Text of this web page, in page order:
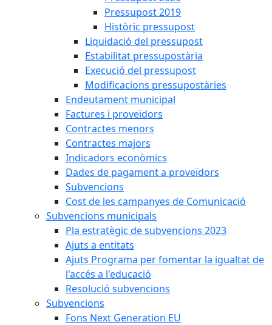
Pressupost 2019
Històric pressupost
Liquidació del pressupost
Estabilitat pressupostària
Execució del pressupost
Modificacions pressupostàries
Endeutament municipal
Factures i proveïdors
Contractes menors
Contractes majors
Indicadors econòmics
Dades de pagament a proveïdors
Subvencions
Cost de les campanyes de Comunicació
Subvencions municipals
Pla estratègic de subvencions 2023
Ajuts a entitats
Ajuts Programa per fomentar la igualtat de
l'accés a l'educació
Resolució subvencions
Subvencions
Fons Next Generation EU